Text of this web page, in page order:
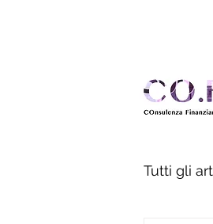
Tutti gli